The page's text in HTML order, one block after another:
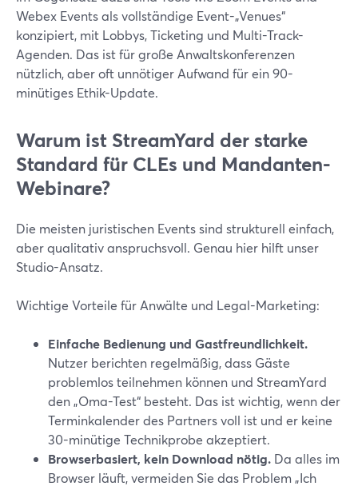
Webex Events als vollständige Event-„Venues“
konzipiert, mit Lobbys, Ticketing und Multi-Track-
Agenden. Das ist für große Anwaltskonferenzen
nützlich, aber oft unnötiger Aufwand für ein 90-
minütiges Ethik-Update.
Warum ist StreamYard der starke
Standard für CLEs und Mandanten-
Webinare?
Die meisten juristischen Events sind strukturell einfach,
aber qualitativ anspruchsvoll. Genau hier hilft unser
Studio-Ansatz.
Wichtige Vorteile für Anwälte und Legal-Marketing:
Einfache Bedienung und Gastfreundlichkeit.
Nutzer berichten regelmäßig, dass Gäste
problemlos teilnehmen können und StreamYard
den „Oma-Test“ besteht. Das ist wichtig, wenn der
Terminkalender des Partners voll ist und er keine
30-minütige Technikprobe akzeptiert.
Browserbasiert, kein Download nötig. Da alles im
Browser läuft, vermeiden Sie das Problem „Ich